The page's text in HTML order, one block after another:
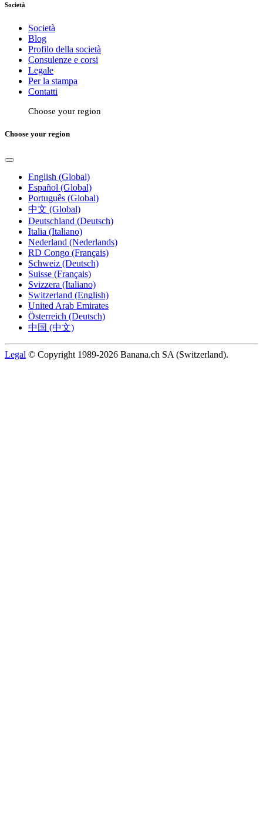
Società
Società
Blog
Profilo della società
Consulenze e corsi
Legale
Per la stampa
Contatti
Choose your region
Choose your region
English (Global)
Español (Global)
Português (Global)
中文 (Global)
Deutschland (Deutsch)
Italia (Italiano)
Nederland (Nederlands)
RD Congo (Français)
Schweiz (Deutsch)
Suisse (Français)
Svizzera (Italiano)
Switzerland (English)
United Arab Emirates
Österreich (Deutsch)
中国 (中文)
Legal © Copyright 1989-2026 Banana.ch SA (Switzerland).